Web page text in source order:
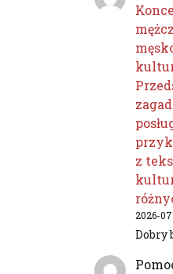
z
2026-
Dobry